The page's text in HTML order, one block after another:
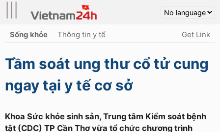
Sống khỏe Thông tin y tế Get Link
Tầm soát ung thư cổ tử cung
ngay tại y tế cơ sở
Khoa Sức khỏe sinh sản, Trung tâm Kiểm soát bệnh
tật (CDC) TP Cần Thơ vừa tổ chức chương trình